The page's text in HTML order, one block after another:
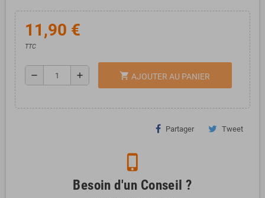
11,90 €
TTC
remove add shopping_cart AJOUTER AU PANIER
Partager Tweet
phone_iphone
Besoin d'un Conseil ?